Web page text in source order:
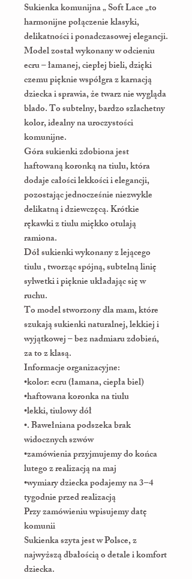
Sukienka komunijna „ Soft Lace „to
harmonijne połączenie klasyki,
delikatności i ponadczasowej elegancji.
Model został wykonany w odcieniu
ecru – łamanej, ciepłej bieli, dzięki
czemu pięknie współgra z karnacją
dziecka i sprawia, że twarz nie wygląda
blado. To subtelny, bardzo szlachetny
kolor, idealny na uroczystości
komunijne.
Góra sukienki zdobiona jest
haftowaną koronką na tiulu, która
dodaje całości lekkości i elegancji,
pozostając jednocześnie niezwykle
delikatną i dziewczęcą. Krótkie
rękawki z tiulu miękko otulają
ramiona.
Dół sukienki wykonany z lejącego
tiulu , tworząc spójną, subtelną linię
sylwetki i pięknie układając się w
ruchu.
To model stworzony dla mam, które
szukają sukienki naturalnej, lekkiej i
wyjątkowej – bez nadmiaru zdobień,
za to z klasą.
Informacje organizacyjne:
•kolor: ecru (łamana, ciepła biel)
•haftowana koronka na tiulu
•lekki, tiulowy dół
•. Bawełniana podszeka brak
widocznych szwów
•zamówienia przyjmujemy do końca
lutego z realizacją na maj
•wymiary dziecka podajemy na 3–4
tygodnie przed realizacją
Przy zamówieniu wpisujemy datę
komunii
Sukienka szyta jest w Polsce, z
najwyższą dbałością o detale i komfort
dziecka.